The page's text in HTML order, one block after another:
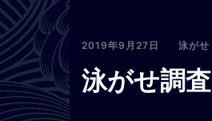
ッ
プ
2019年9月27日 泳がせ
泳がせ調査